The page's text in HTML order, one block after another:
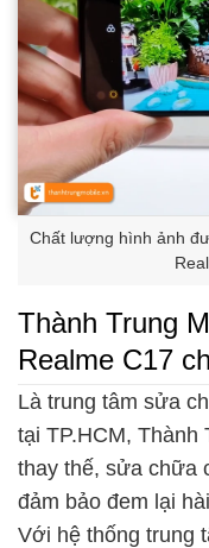
Chất lượng hình ảnh
Thành Trung
Realme C17
Là trung tâm sửa
tại TP.HCM, Thành
thay thế, sửa chữa
đảm bảo đem lại
Với hệ thống trung